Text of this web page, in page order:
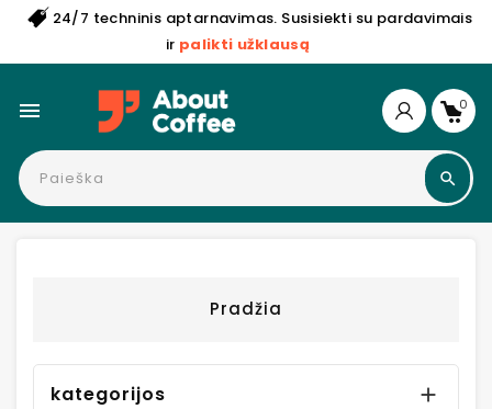
24/7 techninis aptarnavimas. Susisiekti su pardavimais
ir palikti užklausą
 0
Pradžia
kategorijos 